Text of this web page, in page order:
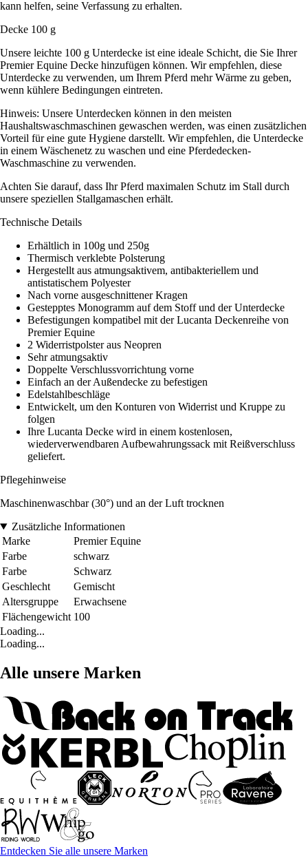
kann helfen, seine Verfassung zu erhalten.
Decke 100 g
Unsere leichte 100 g Unterdecke ist eine ideale Schicht, die Sie Ihrer
Premier Equine Decke hinzufügen können. Wir empfehlen, diese
Unterdecke zu verwenden, um Ihrem Pferd mehr Wärme zu geben,
wenn kühlere Bedingungen eintreten.
Hinweis: Unsere Unterdecken können in den meisten
Haushaltswaschmaschinen gewaschen werden, was einen zusätzlichen
Vorteil für eine gute Hygiene darstellt. Wir empfehlen, die Unterdecke
in einem Wäschenetz zu waschen und eine Pferdedecken-
Waschmaschine zu verwenden.
Achten Sie darauf, dass Ihr Pferd maximalen Schutz im Stall durch
unsere speziellen Stallgamaschen erhält.
Technische Details
Erhältlich in 100g und 250g
Thermisch verklebte Polsterung
Hergestellt aus atmungsaktivem, antibakteriellem und
antistatischem Polyester
Nach vorne ausgeschnittener Kragen
Gestepptes Monogramm auf dem Stoff und der Unterdecke
Befestigungen kompatibel mit der Lucanta Deckenreihe von
Premier Equine
2 Widerristpolster aus Neopren
Sehr atmungsaktiv
Doppelte Verschlussvorrichtung vorne
Einfach an der Außendecke zu befestigen
Edelstahlbeschläge
Entwickelt, um den Konturen von Widerrist und Kruppe zu
folgen
Ihre Lucanta Decke wird in einem kostenlosen,
wiederverwendbaren Aufbewahrungssack mit Reißverschluss
geliefert.
Pflegehinweise
Maschinenwaschbar (30°) und an der Luft trocknen
Zusätzliche Informationen
Marke
Premier Equine
Farbe
schwarz
Farbe
Schwarz
Geschlecht
Gemischt
Altersgruppe
Erwachsene
Flächengewicht 100
Loading...
Loading...
Alle unsere Marken
Entdecken Sie alle unsere Marken